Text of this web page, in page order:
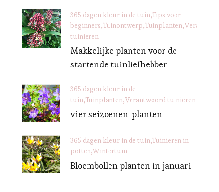
365 dagen kleur in de tuin Tips voor
beginners Tuinontwerp Tuinplanten
tuinieren
Makkelijke planten voor de
startende tuinliefhebber
365 dagen kleur in de
tuin Tuinplanten Verantwoord tuinieren
vier seizoenen-planten
365 dagen kleur in de tuin Tuinieren in
potten Wintertuin
Bloembollen planten in januari